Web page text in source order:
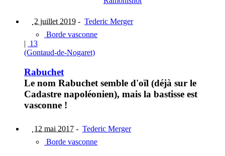
2 juillet 2019 - Tederic Merger
Borde vasconne
| 13
(Gontaud-de-Nogaret)
Rabuchet
Le nom Rabuchet semble d'oïl (déjà sur le
Cadastre napoléonien), mais la bastisse est
vasconne !
12 mai 2017 - Tederic Merger
Borde vasconne